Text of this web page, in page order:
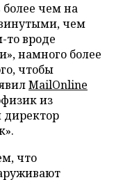
чем на
чем
то вроде
намного более
чтобы
MailOnline
из
директор
что